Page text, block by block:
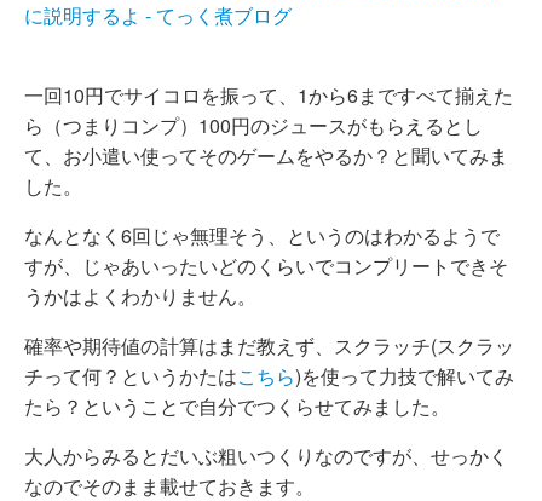
に説明するよ - てっく煮ブログ
一回10円でサイコロを振って、1から6まですべて揃えた
ら（つまりコンプ）100円のジュースがもらえるとし
て、お小遣い使ってそのゲームをやるか？と聞いてみま
した。
なんとなく6回じゃ無理そう、というのはわかるようで
すが、じゃあいったいどのくらいでコンプリートできそ
うかはよくわかりません。
確率や期待値の計算はまだ教えず、スクラッチ(スクラッ
チって何？というかたはこちら)を使って力技で解いてみ
たら？ということで自分でつくらせてみました。
大人からみるとだいぶ粗いつくりなのですが、せっかく
なのでそのまま載せておきます。